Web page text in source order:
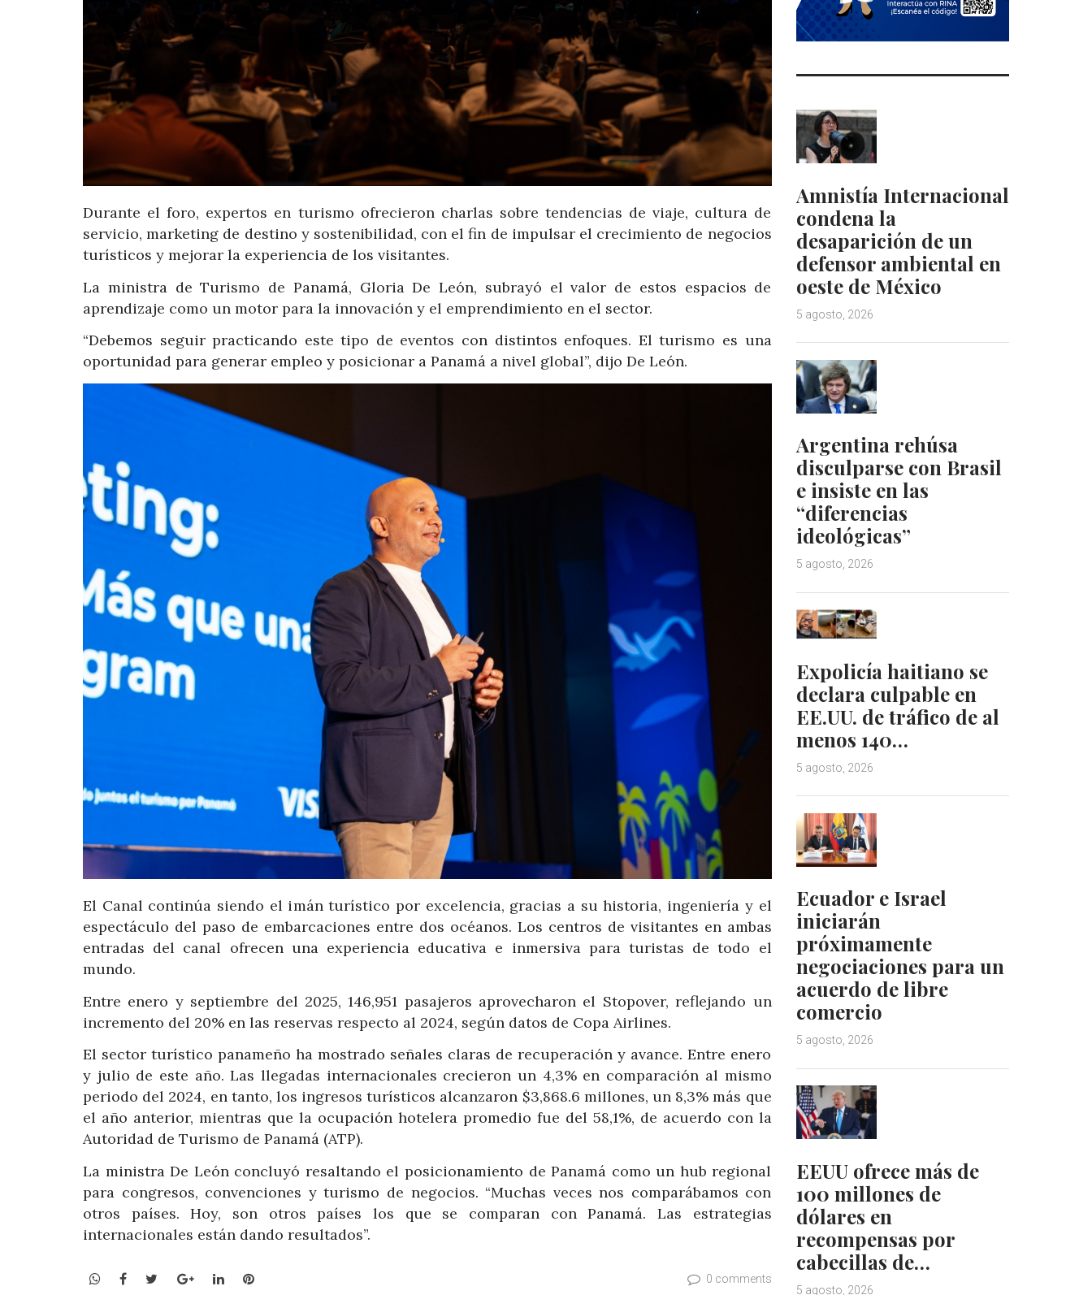
Durante el foro, expertos en turismo ofrecieron charlas sobre tendencias de viaje, cultura de
servicio, marketing de destino y sostenibilidad, con el fin de impulsar el crecimiento de negocios
turísticos y mejorar la experiencia de los visitantes.
La ministra de Turismo de Panamá, Gloria De León, subrayó el valor de estos espacios de
aprendizaje como un motor para la innovación y el emprendimiento en el sector.
“Debemos seguir practicando este tipo de eventos con distintos enfoques. El turismo es una
oportunidad para generar empleo y posicionar a Panamá a nivel global”, dijo De León.
El Canal continúa siendo el imán turístico por excelencia, gracias a su historia, ingeniería y el
espectáculo del paso de embarcaciones entre dos océanos. Los centros de visitantes en ambas
entradas del canal ofrecen una experiencia educativa e inmersiva para turistas de todo el
mundo.
Entre enero y septiembre del 2025, 146,951 pasajeros aprovecharon el Stopover, reflejando un
incremento del 20% en las reservas respecto al 2024, según datos de Copa Airlines.
El sector turístico panameño ha mostrado señales claras de recuperación y avance. Entre enero
y julio de este año. Las llegadas internacionales crecieron un 4,3% en comparación al mismo
periodo del 2024, en tanto, los ingresos turísticos alcanzaron $3,868.6 millones, un 8,3% más que
el año anterior, mientras que la ocupación hotelera promedio fue del 58,1%, de acuerdo con la
Autoridad de Turismo de Panamá (ATP).
La ministra De León concluyó resaltando el posicionamiento de Panamá como un hub regional
para congresos, convenciones y turismo de negocios. “Muchas veces nos comparábamos con
otros países. Hoy, son otros países los que se comparan con Panamá. Las estrategias
internacionales están dando resultados”.
WhatsApp
Facebook
TwitterGoogle+LinkedInPinterest 0 comments
Amnistía Internacional
condena la
desaparición de un
defensor ambiental en
oeste de México
5 agosto, 2026
Argentina rehúsa
disculparse con Brasil
e insiste en las
“diferencias
ideológicas”
5 agosto, 2026
Expolicía haitiano se
declara culpable en
EE.UU. de tráfico de al
menos 140…
5 agosto, 2026
Ecuador e Israel
iniciarán
próximamente
negociaciones para un
acuerdo de libre
comercio
5 agosto, 2026
EEUU ofrece más de
100 millones de
dólares en
recompensas por
cabecillas de…
5 agosto, 2026